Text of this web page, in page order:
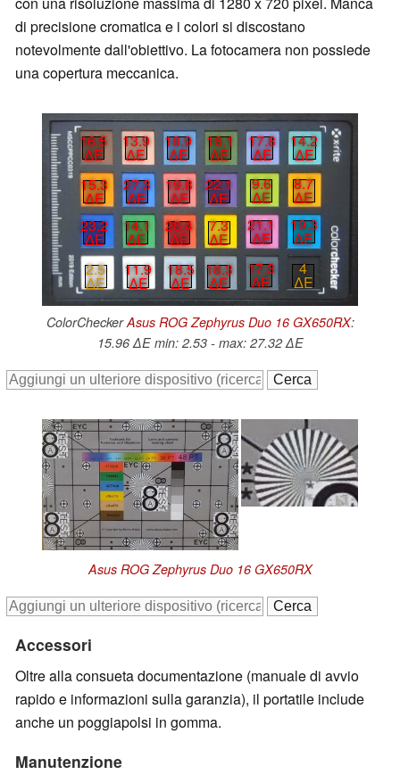
di precisione cromatica e i colori si discostano
notevolmente dall'obiettivo. La fotocamera non possiede
una copertura meccanica.
16.5
∆E
13.9
∆E
18.9
∆E
16.1
∆E
17.8
∆E
14.2
∆E
15.3
∆E
27.3
∆E
19.8
∆E
22.1
∆E
9.6
∆E
8.7
∆E
23.2
∆E
14.1
∆E
25.4
∆E
7.3
∆E
21.1
∆E
19.3
∆E
2.5
∆E
11.9
∆E
18.5
∆E
18.3
∆E
17.3
∆E
4
∆E
ColorCheckerAsus ROG Zephyrus Duo 16 GX650RX:
15.96 ∆E min: 2.53 - max: 27.32 ∆E
Asus ROG Zephyrus Duo 16 GX650RX
Accessori
Oltre alla consueta documentazione (manuale di avvio
rapido e informazioni sulla garanzia), il portatile include
anche un poggiapolsi in gomma.
Manutenzione